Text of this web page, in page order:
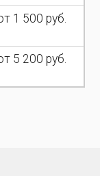
1 500 руб.
5 200 руб.